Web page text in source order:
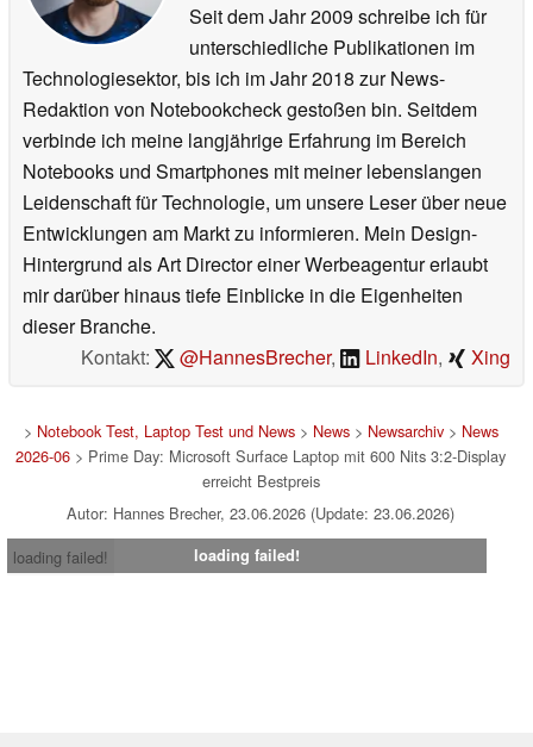
Seit dem Jahr 2009 schreibe ich für
unterschiedliche Publikationen im
Technologiesektor, bis ich im Jahr 2018 zur News-
Redaktion von Notebookcheck gestoßen bin. Seitdem
verbinde ich meine langjährige Erfahrung im Bereich
Notebooks und Smartphones mit meiner lebenslangen
Leidenschaft für Technologie, um unsere Leser über neue
Entwicklungen am Markt zu informieren. Mein Design-
Hintergrund als Art Director einer Werbeagentur erlaubt
mir darüber hinaus tiefe Einblicke in die Eigenheiten
dieser Branche.
Kontakt:
@HannesBrecher, LinkedIn, Xing
> Notebook Test, Laptop Test und News> News> Newsarchiv> News
2026-06 > Prime Day: Microsoft Surface Laptop mit 600 Nits 3:2-Display
erreicht Bestpreis
Autor: Hannes Brecher, 23.06.2026 (Update: 23.06.2026)
loading failed!
loading failed!